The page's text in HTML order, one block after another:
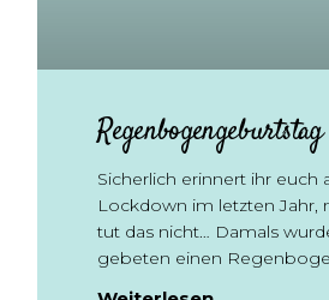
Regenbogengeburtstag
Sicherlich erinnert ihr euch
Lockdown im letzten Jahr,
tut das nicht… Damals
gebeten einen